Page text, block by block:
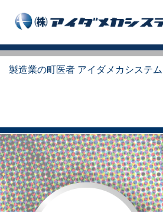
製造業の町医者 アイダメカシステム